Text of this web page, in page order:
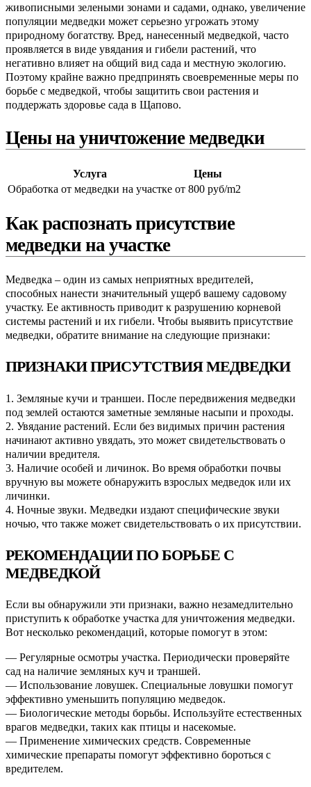
живописными зелеными зонами и садами, однако, увеличение
популяции медведки может серьезно угрожать этому
природному богатству. Вред, нанесенный медведкой, часто
проявляется в виде увядания и гибели растений, что
негативно влияет на общий вид сада и местную экологию.
Поэтому крайне важно предпринять своевременные меры по
борьбе с медведкой, чтобы защитить свои растения и
поддержать здоровье сада в Щапово.
Цены на уничтожение медведки
Услуга
Цены
Обработка от медведки на участке от 800 руб/m2
Как распознать присутствие
медведки на участке
Медведка – один из самых неприятных вредителей,
способных нанести значительный ущерб вашему садовому
участку. Ее активность приводит к разрушению корневой
системы растений и их гибели. Чтобы выявить присутствие
медведки, обратите внимание на следующие признаки:
ПРИЗНАКИ ПРИСУТСТВИЯ МЕДВЕДКИ
1. Земляные кучи и траншеи. После передвижения медведки
под землей остаются заметные земляные насыпи и проходы.
2. Увядание растений. Если без видимых причин растения
начинают активно увядать, это может свидетельствовать о
наличии вредителя.
3. Наличие особей и личинок. Во время обработки почвы
вручную вы можете обнаружить взрослых медведок или их
личинки.
4. Ночные звуки. Медведки издают специфические звуки
ночью, что также может свидетельствовать о их присутствии.
РЕКОМЕНДАЦИИ ПО БОРЬБЕ С
МЕДВЕДКОЙ
Если вы обнаружили эти признаки, важно незамедлительно
приступить к обработке участка для уничтожения медведки.
Вот несколько рекомендаций, которые помогут в этом:
— Регулярные осмотры участка. Периодически проверяйте
сад на наличие земляных куч и траншей.
— Использование ловушек. Специальные ловушки помогут
эффективно уменьшить популяцию медведок.
— Биологические методы борьбы. Используйте естественных
врагов медведки, таких как птицы и насекомые.
— Применение химических средств. Современные
химические препараты помогут эффективно бороться с
вредителем.